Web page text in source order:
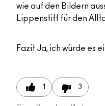
wie auf den Bildern
Lippenstift für den
Fazit Ja, ich würde es
1 3